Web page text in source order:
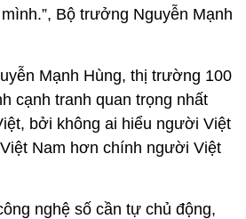
Bộ trưởng Nguyễn Mạnh
Mạnh Hùng, thị trường 100
cạnh tranh quan trọng nhất
bởi không ai hiểu người Việt
Nam hơn chính người Việt
nghệ số cần tự chủ động,